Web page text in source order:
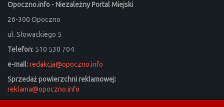
Opoczno.info - Niezależny Portal Miejski
26-300 Opoczno
ul. Słowackiego 5
Telefon: 510 530 704
e-mail:redakcja@opoczno.info
Sprzedaż powierzchni reklamowej:
reklama@opoczno.info